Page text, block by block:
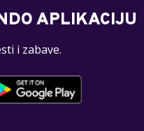
APLIKACIJU
i zabave.